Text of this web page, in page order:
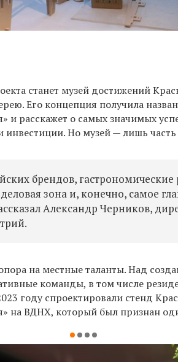
станет музей достижений
Его концепция получила
и расскажет о самых значимых
Но музей — лишь
брендов,
зона и, конечно, самое
Александр Черников,
на местные таланты. Над
команды, в том числе
году спроектировали стенд
на ВДНХ, который был признан